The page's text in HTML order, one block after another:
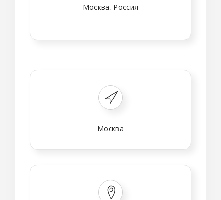
Москва, Россия
Москва